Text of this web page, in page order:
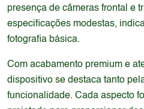
presença de câmeras frontal e
especificações modestas,
fotografia básica.
Com acabamento premium e
dispositivo se destaca tanto
funcionalidade. Cada aspecto